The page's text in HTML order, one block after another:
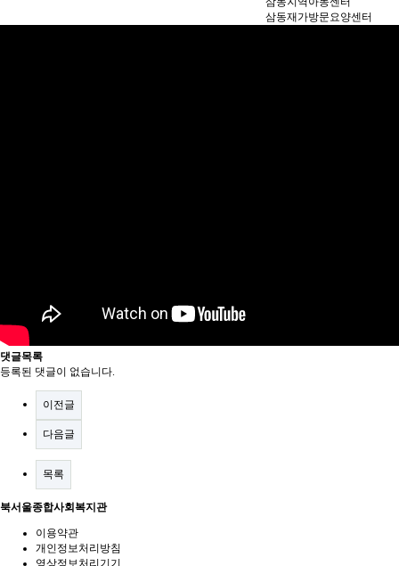
삼동재가방문요양센터
댓글목록
등록된 댓글이 없습니다.
이전글
다음글
목록
북서울종합사회복지관
이용약관
개인정보처리방침
영상정보처리기기